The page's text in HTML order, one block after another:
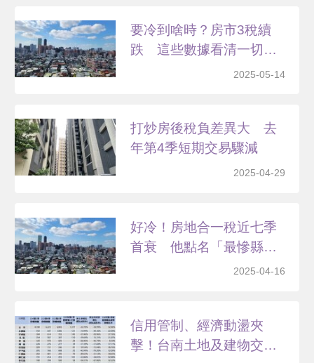
要冷到啥時？房市3稅續
跌 這些數據看清一切…
2025-05-14
打炒房後稅負差異大 去
年第4季短期交易驟減
2025-04-29
好冷！房地合一稅近七季
首衰 他點名「最慘縣
2025-04-16
信用管制、經濟動盪夾
擊！台南土地及建物交易